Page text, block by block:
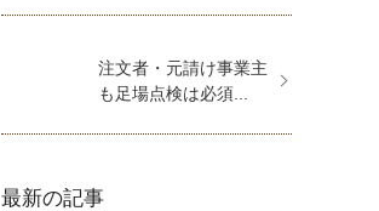
注文者・元請け事業主
も足場点検は必須...
最新の記事